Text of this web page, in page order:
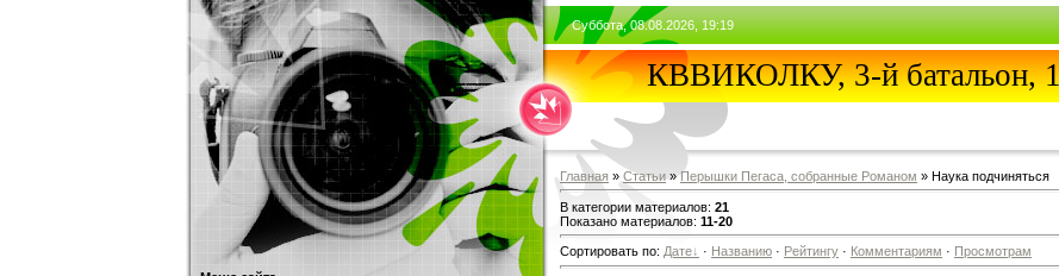
Суббота, 08.08.2026, 19:19
КВВИКОЛКУ, 3-й батальон,
Главная » Статьи »Перышки Пегаса, собранные Романом » Наука подчиняться
В категории материалов: 21
Показано материалов: 11-20
Сортировать по: Дате · Названию · Рейтингу · Комментариям · Просмотрам